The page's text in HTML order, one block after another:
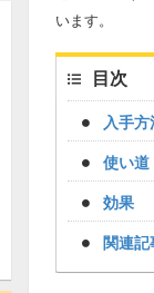
います。
目次
入手方
使い道
効果
関連記